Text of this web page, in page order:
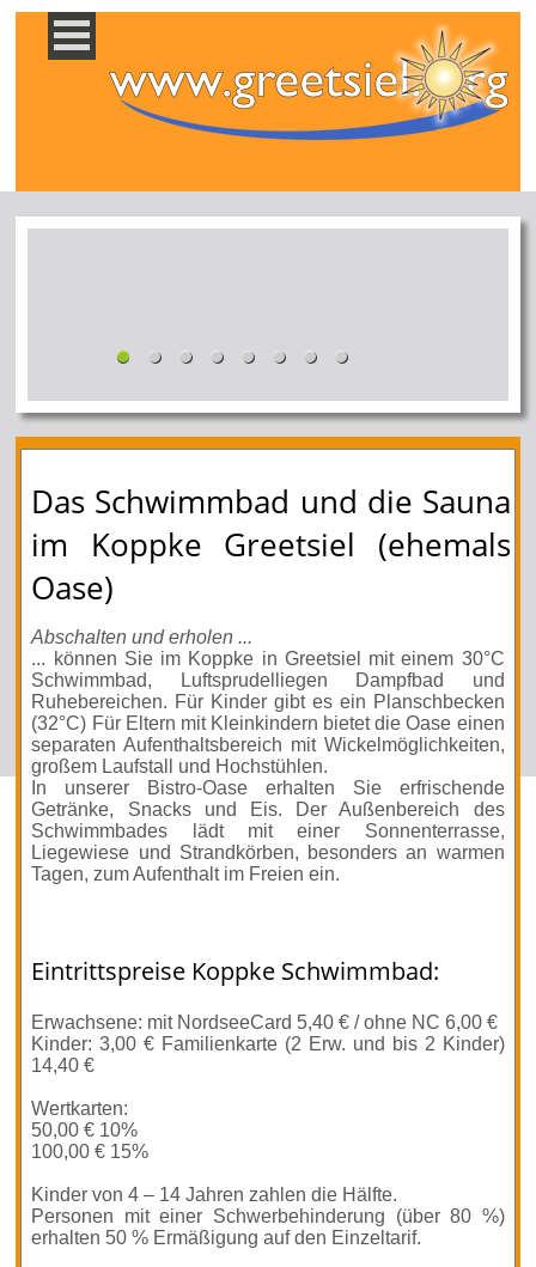
Das Schwimmbad und die Sauna
im Koppke Greetsiel (ehemals
Oase)
Abschalten und erholen ...
... können Sie im Koppke in Greetsiel mit einem 30°C
Schwimmbad, Luftsprudelliegen Dampfbad und
Ruhebereichen. Für Kinder gibt es ein Planschbecken
(32°C) Für Eltern mit Kleinkindern bietet die Oase einen
separaten Aufenthaltsbereich mit Wickelmöglichkeiten,
großem Laufstall und Hochstühlen.
In unserer Bistro-Oase erhalten Sie erfrischende
Getränke, Snacks und Eis. Der Außenbereich des
Schwimmbades lädt mit einer Sonnenterrasse,
Liegewiese und Strandkörben, besonders an warmen
Tagen, zum Aufenthalt im Freien ein.
Eintrittspreise Koppke Schwimmbad:
Erwachsene: mit NordseeCard 5,40 € / ohne NC 6,00 €
Kinder: 3,00 € Familienkarte (2 Erw. und bis 2 Kinder)
14,40 €
Wertkarten:
50,00 € 10%
100,00 € 15%
Kinder von 4 – 14 Jahren zahlen die Hälfte.
Personen mit einer Schwerbehinderung (über 80 %)
erhalten 50 % Ermäßigung auf den Einzeltarif.